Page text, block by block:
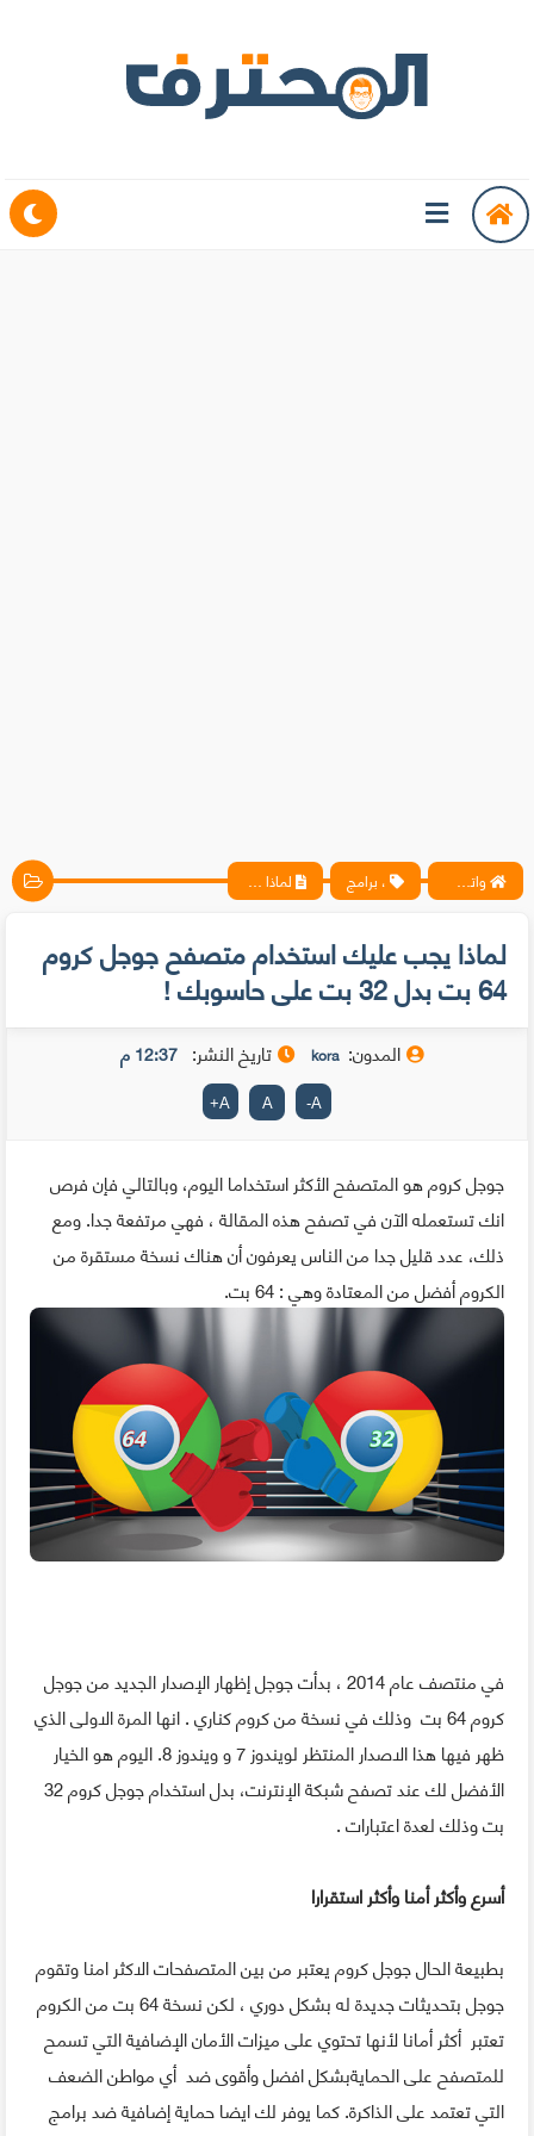
واتس آب ، فيسبوك ، أنترنت ، شروحات تقنية حصرية - المحترف ، برامج لماذا يجب عليك استخدام متصفح جوجل كروم 64 بت بدل 32 بت على حاسوبك !
لماذا يجب عليك استخدام متصفح جوجل كروم
64 بت بدل 32 بت على حاسوبك !
المدون: kora تاريخ النشر: 12:37 م
A
-
A
A
+
جوجل كروم هو المتصفح الأكثر استخداما اليوم، وبالتالي فإن فرص
انك تستعمله الآن في تصفح هذه المقالة ، فهي مرتفعة جدا. ومع
ذلك، عدد قليل جدا من الناس يعرفون أن هناك نسخة مستقرة من
الكروم أفضل من المعتادة وهي : 64 بت.
في منتصف عام 2014 ، بدأت جوجل إظهار الإصدار الجديد من جوجل
كروم 64 بت وذلك في نسخة من كروم كناري . انها المرة الاولى الذي
ظهر فيها هذا الاصدار المنتظر لويندوز 7 و ويندوز 8. اليوم هو الخيار
الأفضل لك عند تصفح شبكة الإنترنت، بدل استخدام جوجل كروم 32
بت وذلك لعدة اعتبارات .
أسرع وأكثر أمنا وأكثر استقرارا
بطبيعة الحال جوجل كروم يعتبر من بين المتصفحات الاكثر امنا وتقوم
جوجل بتحديثات جديدة له بشكل دوري ، لكن نسخة 64 بت من الكروم
تعتبر أكثر أمانا لأنها تحتوي على ميزات الأمان الإضافية التي تسمح
للمتصفح على الحمايةبشكل افضل وأقوى ضد أي مواطن الضعف
التي تعتمد على الذاكرة. كما يوفر لك ايضا حماية إضافية ضد برامج